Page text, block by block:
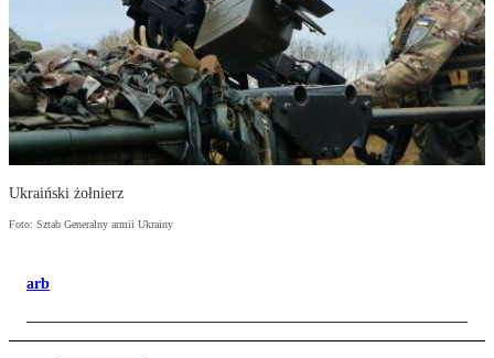
Ukraiński żołnierz
Foto: Sztab Generalny armii Ukrainy
arb